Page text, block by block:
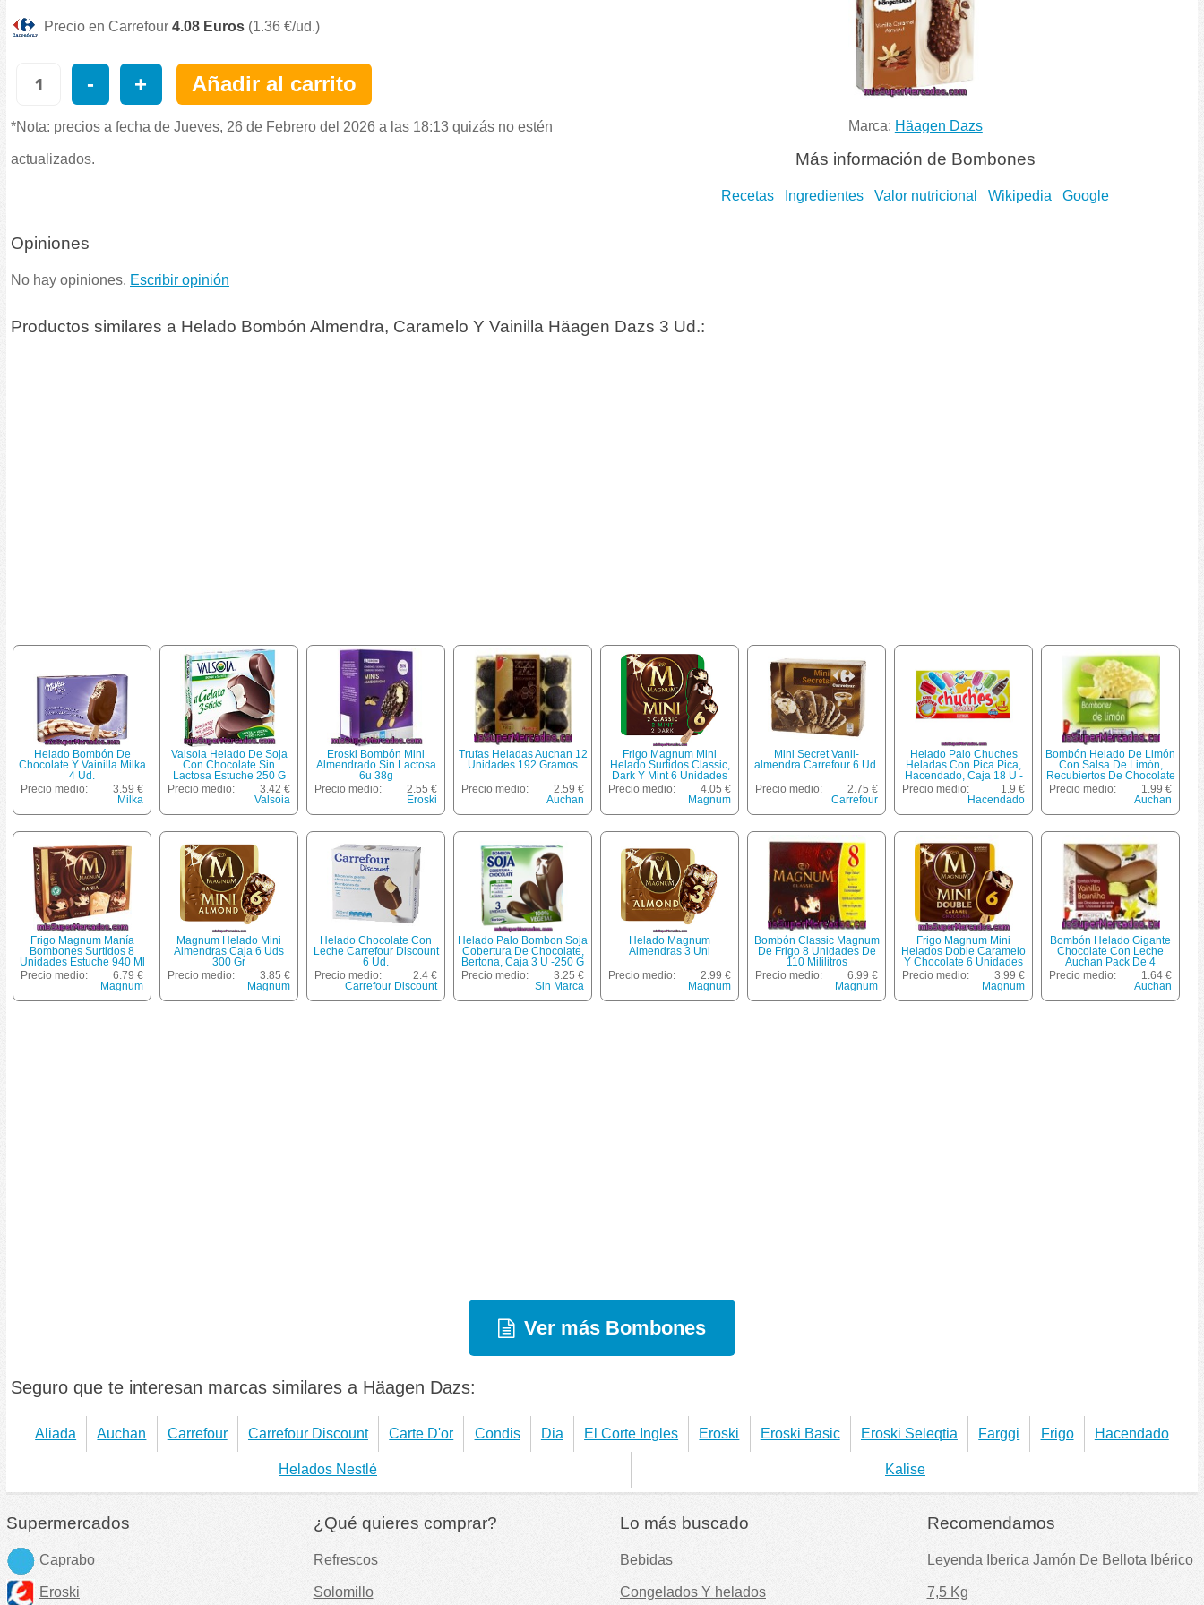
Marca: Häagen Dazs
Más información de Bombones
Recetas Ingredientes Valor nutricional Wikipedia Google
Precio en Carrefour 4.08 Euros (1.36 €/ud.)
- + Añadir al carrito
*Nota: precios a fecha de Jueves, 26 de Febrero del 2026 a las 18:13 quizás no estén
actualizados.
Opiniones
No hay opiniones. Escribir opinión
Productos similares a Helado Bombón Almendra, Caramelo Y Vainilla Häagen Dazs 3 Ud.:
Helado Bombón De
Chocolate Y Vainilla Milka
4 Ud.
Precio medio:
3.59 €
Milka
Valsoia Helado De Soja
Con Chocolate Sin
Lactosa Estuche 250 G
Precio medio:
3.42 €
Valsoia
Eroski Bombón Mini
Almendrado Sin Lactosa
6u 38g
Precio medio:
2.55 €
Eroski
Trufas Heladas Auchan 12
Unidades 192 Gramos
Precio medio:
2.59 €
Auchan
Frigo Magnum Mini
Helado Surtidos Classic,
Dark Y Mint 6 Unidades
Estuche 360 Ml
Precio medio:
4.05 €
Magnum
Mini Secret Vanil-
almendra Carrefour 6 Ud.
Precio medio:
2.75 €
Carrefour
Helado Palo Chuches
Heladas Con Pica Pica,
Hacendado, Caja 18 U -
270 Cc
Precio medio:
1.9 €
Hacendado
Bombón Helado De Limón
Con Salsa De Limón,
Recubiertos De Chocolate
Blanco Con Trozos De
Galleta Recubiertos De
Auchan 4 Unidades De
100 Mililitros
Precio medio:
1.99 €
Auchan
Frigo Magnum Manía
Bombones Surtidos 8
Unidades Estuche 940 Ml
Precio medio:
6.79 €
Magnum
Magnum Helado Mini
Almendras Caja 6 Uds
300 Gr
Precio medio:
3.85 €
Magnum
Helado Chocolate Con
Leche Carrefour Discount
6 Ud.
Precio medio:
2.4 €
Carrefour Discount
Helado Palo Bombon Soja
Cobertura De Chocolate,
Bertona, Caja 3 U -250 G
Precio medio:
3.25 €
Sin Marca
Helado Magnum
Almendras 3 Uni
Precio medio:
2.99 €
Magnum
Bombón Classic Magnum
De Frigo 8 Unidades De
110 Mililitros
Precio medio:
6.99 €
Magnum
Frigo Magnum Mini
Helados Doble Caramelo
Y Chocolate 6 Unidades
Estuche 360 Ml
Precio medio:
3.99 €
Magnum
Bombón Helado Gigante
Chocolate Con Leche
Auchan Pack De 4
Unidades De 120 Mililitros
Precio medio:
1.64 €
Auchan
Ver más Bombones
Seguro que te interesan marcas similares a Häagen Dazs:
Aliada Auchan Carrefour Carrefour Discount Carte D'or Condis Dia El Corte Ingles Eroski Eroski Basic Eroski Seleqtia Farggi Frigo Hacendado
Helados Nestlé Kalise
Supermercados
Caprabo
Eroski
¿Qué quieres comprar?
Refrescos
Solomillo
Lo más buscado
Bebidas
Congelados Y helados
Recomendamos
Leyenda Iberica Jamón De Bellota Ibérico
7,5 Kg